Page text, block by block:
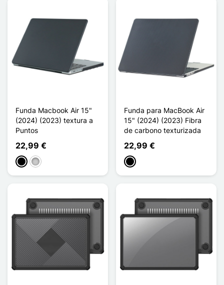
Funda Macbook Air 15"
(2024) (2023) textura a
Puntos
22,99 €
NegroTransparente
Funda para MacBook Air
15" (2024) (2023) Fibra
de carbono texturizada
22,99 €
Negro